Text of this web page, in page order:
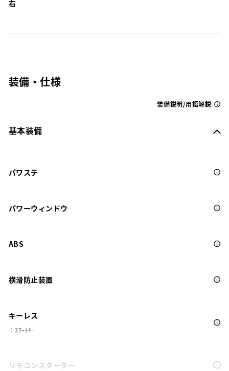
右
装備・仕様
装備説明/用語解説
基本装備
パワステ
パワーウィンドウ
ABS
横滑防止装置
キーレス
：ｽﾏｰﾄｷ-
リモコンスターター